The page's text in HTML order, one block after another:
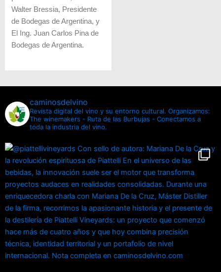
Walter Bressia, Presidente
de Bodegas de Argentina, y
El Ing. Juan Carlos Pina de
Bodegas de Argentina.
caminosdelvino
Revista digital del vino y su entorno cultural. Organizamos:
The winemakers - Ruta de las Burbujas - Conectamos a
toda la industria del vino.